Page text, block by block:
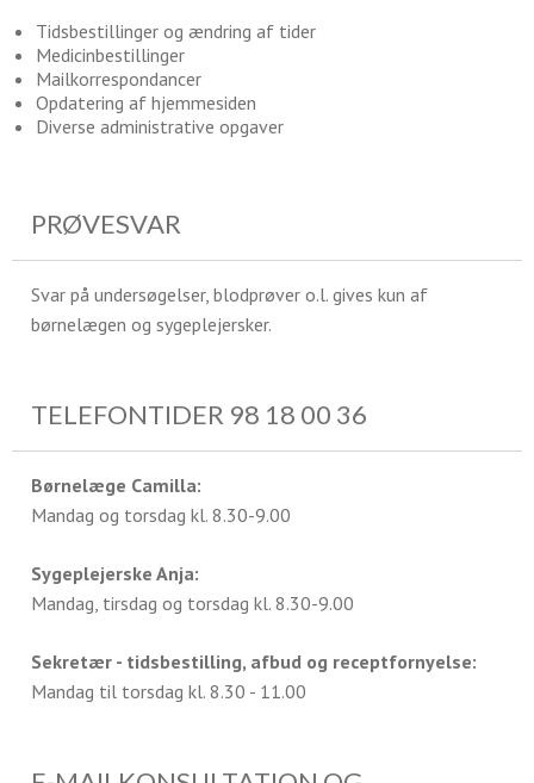
Tidsbestillinger og ændring af tider
Medicinbestillinger
Mailkorrespondancer
Opdatering af hjemmesiden
Diverse administrative opgaver
PRØVESVAR
Svar på undersøgelser, blodprøver o.l. gives kun af
børnelægen og sygeplejersker.
TELEFONTIDER 98 18 00 36
Børnelæge Camilla:
Mandag og torsdag kl. 8.30-9.00
Sygeplejerske Anja:
Mandag, tirsdag og torsdag kl. 8.30-9.00
Sekretær - tidsbestilling, afbud og receptfornyelse:
Mandag til torsdag kl. 8.30 - 11.00